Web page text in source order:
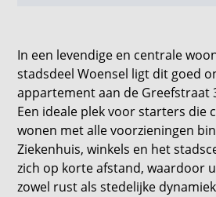
In een levendige en centrale
stadsdeel Woensel ligt dit goed
appartement aan de Greefstraat
Een ideale plek voor starters die
wonen met alle voorzieningen
Ziekenhuis, winkels en het
zich op korte afstand, waardoor
zowel rust als stedelijke